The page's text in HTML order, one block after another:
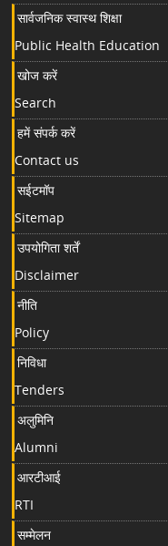
सार्वजनिक स्वास्थ शिक्षा
Public Health Education
खोज करें
Search
हमें संपर्क करें
Contact us
सईटमॉप
Sitemap
उपयोगिता शर्तें
Disclaimer
नीति
Policy
निविधा
Tenders
अलुमिनि
Alumni
आरटीआई
RTI
सम्मेलन